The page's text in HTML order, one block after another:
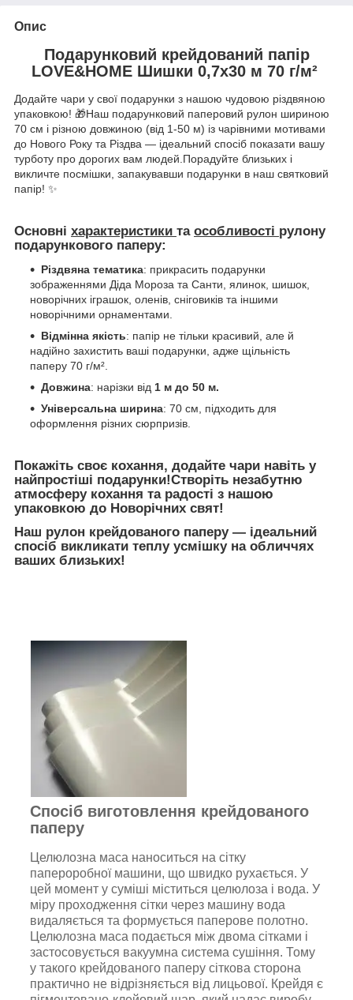
Опис
Подарунковий крейдований папір
LOVE&HOME Шишки 0,7х30 м 70 г/м²
Додайте чари у свої подарунки з нашою чудовою різдвяною
упаковкою! 🎁Наш подарунковий паперовий рулон шириною
70 см і різною довжиною (від 1-50 м) із чарівними мотивами
до Нового Року та Різдва — ідеальний спосіб показати вашу
турботу про дорогих вам людей.Порадуйте близьких і
викличте посмішки, запакувавши подарунки в наш святковий
папір! ✨
Основні характеристики та особливості рулону
подарункового паперу:
Різдвяна тематика: прикрасить подарунки
зображеннями Діда Мороза та Санти, ялинок, шишок,
новорічних іграшок, оленів, сніговиків та іншими
новорічними орнаментами.
Відмінна якість: папір не тільки красивий, але й
надійно захистить ваші подарунки, адже щільність
паперу 70 г/м².
Довжина: нарізки від 1 м до 50 м.
Універсальна ширина: 70 см, підходить для
оформлення різних сюрпризів.
Покажіть своє кохання, додайте чари навіть у
найпростіші подарунки!Створіть незабутню
атмосферу кохання та радості з нашою
упаковкою до Новорічних свят!
Наш рулон крейдованого паперу — ідеальний
спосіб викликати теплу усмішку на обличчях
ваших близьких!
Спосіб виготовлення крейдованого
паперу
Целюлозна маса наноситься на сітку
папероробної машини, що швидко рухається. У
цей момент у суміші міститься целюлоза і вода. У
міру проходження сітки через машину вода
видаляється та формується паперове полотно.
Целюлозна маса подається між двома сітками і
застосовується вакуумна система сушіння. Тому
у такого крейдованого паперу сіткова сторона
практично не відрізняється від лицьової. Крейдя є